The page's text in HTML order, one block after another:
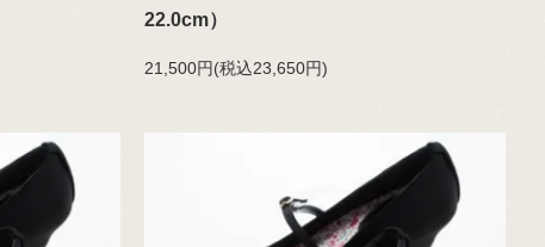
22.0cm）
21,500円(税込23,650円)